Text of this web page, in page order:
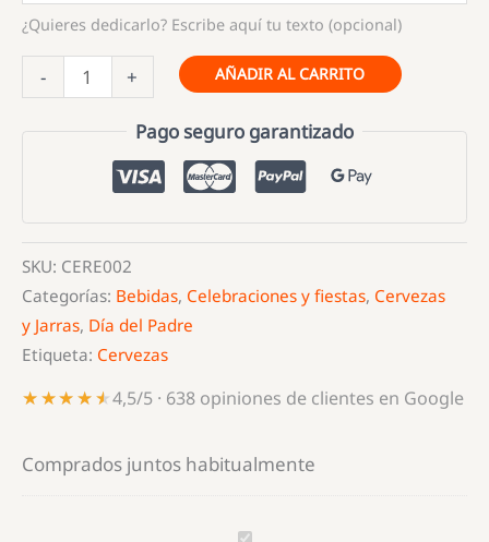
¿Quieres dedicarlo? Escribe aquí tu texto (opcional)
-
Estuche
cervezas
Super
+ AÑADIR AL CARRITO
Pago seguro garantizado
SKU: CERE002
Categorías: Bebidas, Celebraciones y fiestas, Cervezas
y Jarras, Día del Padre
Etiqueta: Cervezas
★★★★★
★★★★★4,5/5 · 638 opiniones de clientes en Google
Comprados juntos habitualmente